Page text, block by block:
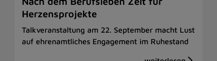
Herzensprojekte
Talkveranstaltung am 22. September macht Lust
auf ehrenamtliches Engagement im Ruhestand